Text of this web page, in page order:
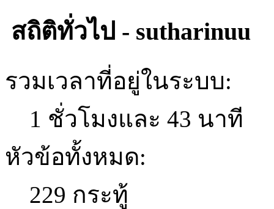
สถิติทั่วไป - sutharinuu
รวมเวลาที่อยู่ในระบบ:
1 ชั่วโมงและ 43 นาที
หัวข้อทั้งหมด:
229 กระทู้